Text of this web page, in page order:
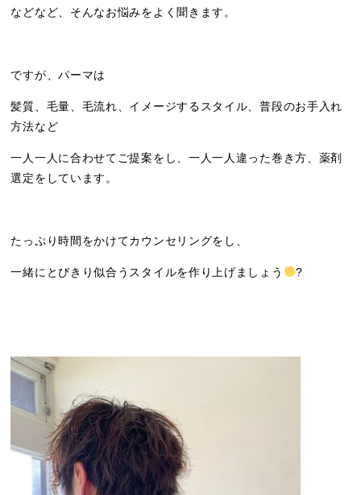
などなど、そんなお悩みをよく聞きます。
ですが、パーマは
髪質、毛量、毛流れ、イメージするスタイル、普段のお手入れ
方法など
一人一人に合わせてご提案をし、一人一人違った巻き方、薬剤
選定をしています。
たっぷり時間をかけてカウンセリングをし、
一緒にとびきり似合うスタイルを作り上げましょう ?